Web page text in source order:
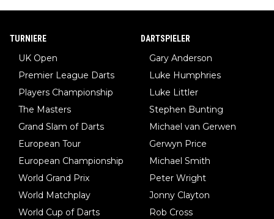
TURNIERE
UK Open
Premier League Darts
Players Championship
The Masters
Grand Slam of Darts
European Tour
European Championship
World Grand Prix
World Matchplay
World Cup of Darts
DARTSPIELER
Gary Anderson
Luke Humphries
Luke Littler
Stephen Bunting
Michael van Gerwen
Gerwyn Price
Michael Smith
Peter Wright
Jonny Clayton
Rob Cross